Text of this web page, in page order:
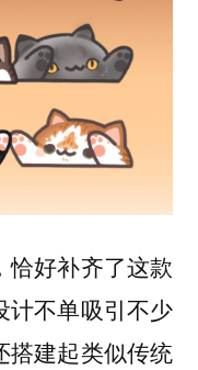
恰好补齐了这款
计不单吸引不少
搭建起类似传统